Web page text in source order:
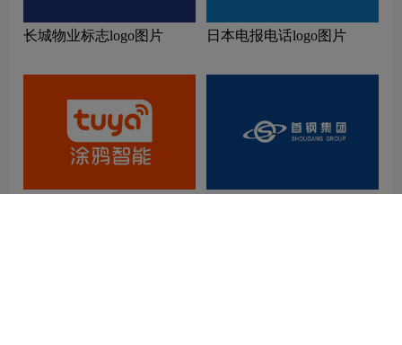
长城物业标志logo图片 日本电报电话logo图片